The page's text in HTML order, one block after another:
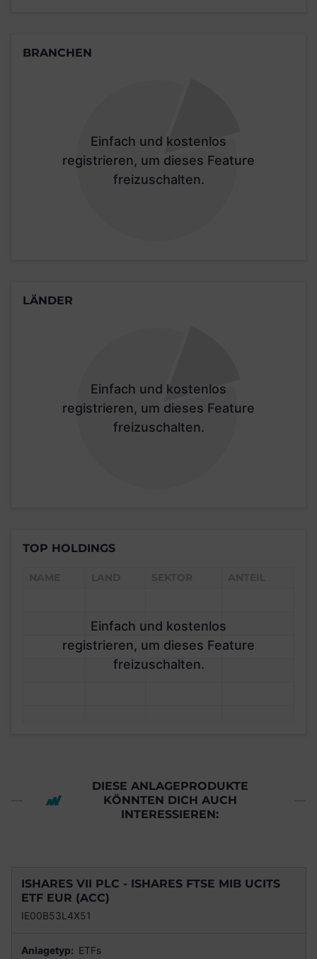
BRANCHEN
Einfach und kostenlos
registrieren, um dieses Feature
freizuschalten.
LÄNDER
Einfach und kostenlos
registrieren, um dieses Feature
freizuschalten.
TOP HOLDINGS
Einfach und kostenlos
registrieren, um dieses Feature
freizuschalten.
DIESE ANLAGEPRODUKTE
KÖNNTEN DICH AUCH
INTERESSIEREN:
ISHARES VII PLC - ISHARES FTSE MIB UCITS
ETF EUR (ACC)
IE00B53L4X51
Anlagetyp: ETFs